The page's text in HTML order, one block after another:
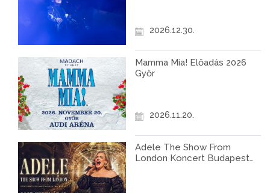
2026.12.30.
Mamma Mia! Előadás 2026
Győr
2026.11.20.
Adele The Show From
London Koncert Budapest